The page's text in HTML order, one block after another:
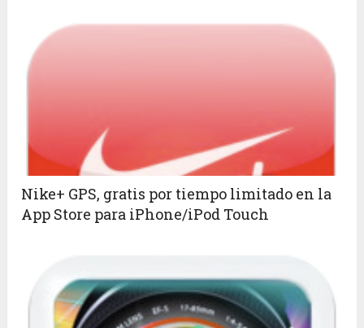
Nike+ GPS, gratis por tiempo limitado en la
App Store para iPhone/iPod Touch